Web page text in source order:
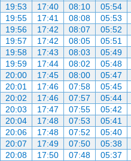
05:54
08:10
17:40
19:53
05:53
08:08
17:41
19:55
05:52
08:07
17:42
19:56
05:51
08:05
17:42
19:57
05:49
08:03
17:43
19:58
05:48
08:02
17:44
19:59
05:47
08:00
17:45
20:00
05:45
07:58
17:46
20:01
05:44
07:57
17:46
20:02
05:42
07:55
17:47
20:03
05:41
07:53
17:48
20:04
05:40
07:52
17:48
20:06
05:38
07:50
17:49
20:07
05:37
07:48
17:50
20:08